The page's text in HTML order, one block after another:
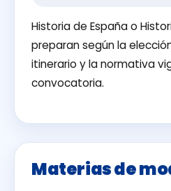
Historia de España o
preparan según la
itinerario y la normativa
convocatoria.
Materias de